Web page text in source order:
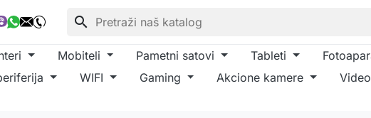
search
Mobiteli Pametni satovi Tableti
WIFI Gaming Akcione kamere